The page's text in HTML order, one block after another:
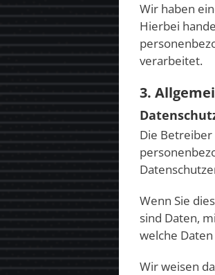
Wir haben
Hierbei
verarbeitet.
3.
Die
Wenn Sie
sind Daten,
welche
Wir weisen